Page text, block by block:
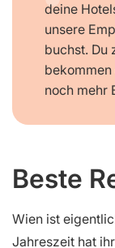
deine
unsere
buchst. Du
noch mehr
Beste
Wien ist
Jahreszeit hat